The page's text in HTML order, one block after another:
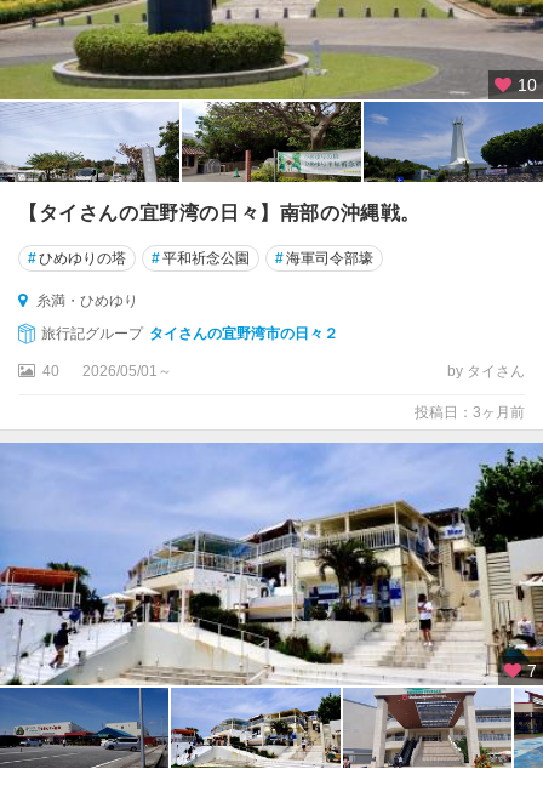
10
【タイさんの宜野湾の日々】南部の沖縄戦。
#ひめゆりの塔 #平和祈念公園 #海軍司令部壕
糸満・ひめゆり
旅行記グループ タイさんの宜野湾市の日々２
40 2026/05/01～ by タイさん
投稿日：3ヶ月前
7